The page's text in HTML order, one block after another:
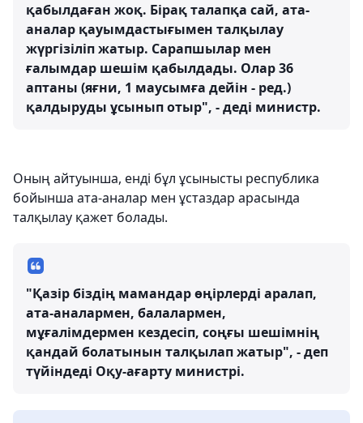
қабылдаған жоқ. Бірақ талапқа сай, ата-
аналар қауымдастығымен талқылау
жүргізіліп жатыр. Сарапшылар мен
ғалымдар шешім қабылдады. Олар 36
аптаны (яғни, 1 маусымға дейін - ред.)
қалдыруды ұсынып отыр", - деді министр.
Оның айтуынша, енді бұл ұсынысты республика
бойынша ата-аналар мен ұстаздар арасында
талқылау қажет болады.
"Қазір біздің мамандар өңірлерді аралап,
ата-аналармен, балалармен,
мұғалімдермен кездесіп, соңғы шешімнің
қандай болатынын талқылап жатыр", - деп
түйіндеді Оқу-ағарту министрі.